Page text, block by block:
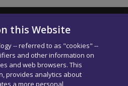
AGCOM
this Website
-- referred to as "cookies" --
and other information on
and web browsers. This
provides analytics about
a more personal